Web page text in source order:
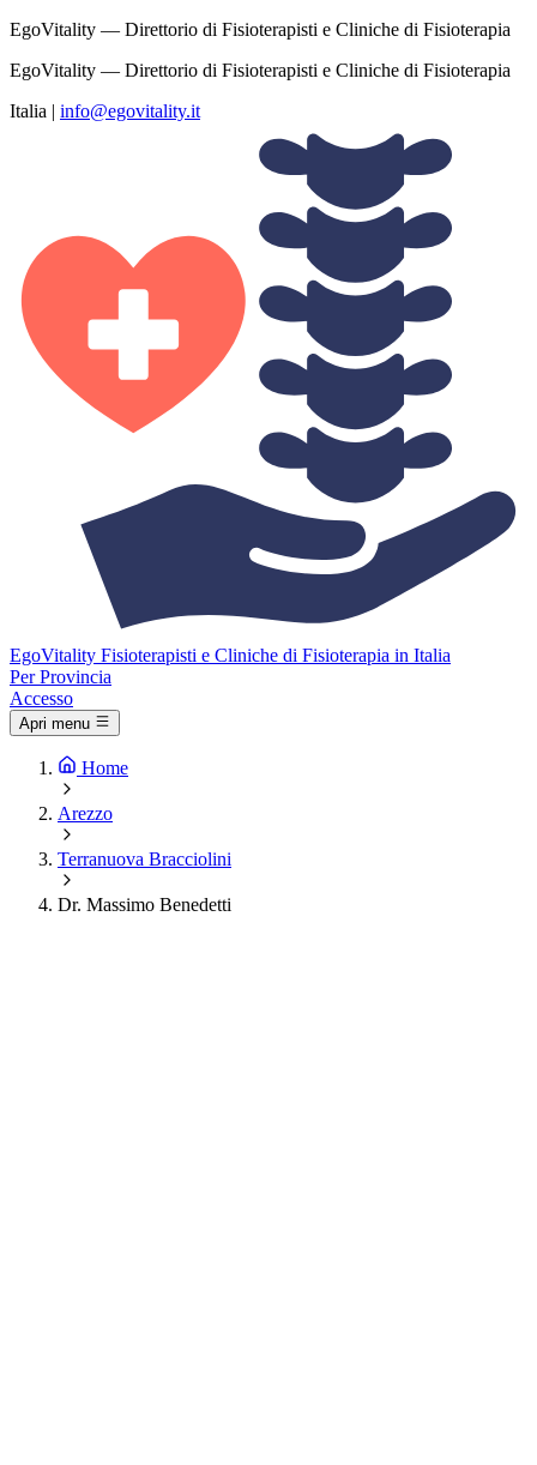
EgoVitality — Direttorio di Fisioterapisti e Cliniche di Fisioterapia
EgoVitality — Direttorio di Fisioterapisti e Cliniche di Fisioterapia
Italia | info@egovitality.it
EgoVitality Fisioterapisti e Cliniche di Fisioterapia in Italia
Per Provincia
Accesso
Apri menu
Home
Arezzo
Terranuova Bracciolini
Dr. Massimo Benedetti